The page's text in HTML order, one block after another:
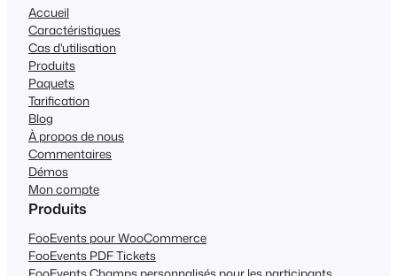
Accueil
Caractéristiques
Cas d'utilisation
Produits
Paquets
Tarification
Blog
À propos de nous
Commentaires
Démos
Mon compte
Produits
FooEvents pour WooCommerce
FooEvents PDF Tickets